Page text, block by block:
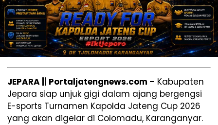
JEPARA || Portaljatengnews.com – Kabupaten
Jepara siap unjuk gigi dalam ajang bergengsi
E-sports Turnamen Kapolda Jateng Cup 2026
yang akan digelar di Colomadu, Karanganyar.